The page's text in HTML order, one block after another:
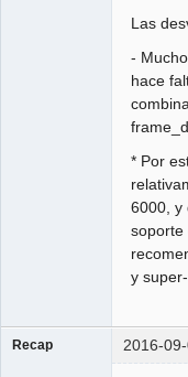
Las
-
hace
* Por
6000, y
soporte
y
Recap 2016-